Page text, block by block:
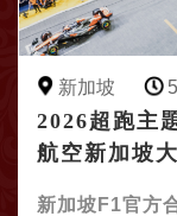
新加坡
2026超跑主
航空新加坡
新加坡F1官方